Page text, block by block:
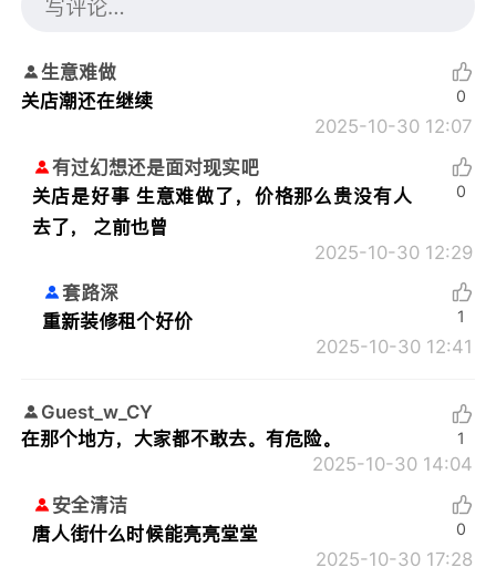
生意难做
关店潮还在继续
2025-10-30 12:07
0
有过幻想还是面对现实吧
关店是好事 生意难做了，价格那么贵没有人
去了， 之前也曾
2025-10-30 12:29
0
套路深
重新装修租个好价
2025-10-30 12:41
1
Guest_w_CY
在那个地方，大家都不敢去。有危险。
2025-10-30 14:04
1
安全清洁
唐人街什么时候能亮亮堂堂
2025-10-30 17:28
0